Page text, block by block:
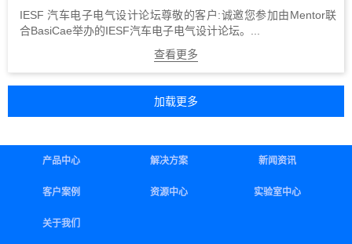
IESF 汽车电子电气设计论坛尊敬的客户:诚邀您参加由Mentor联
合BasiCae举办的IESF汽车电子电气设计论坛。...
查看更多
产品中心 解决方案 新闻资讯
客户案例 资源中心 实验室中心
关于我们